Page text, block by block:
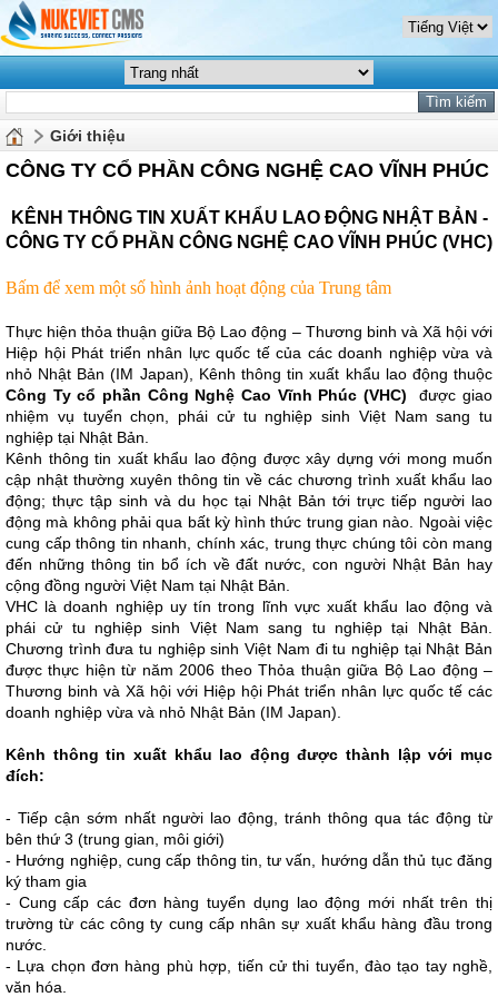
Giới thiệu
CÔNG TY CỔ PHẦN CÔNG NGHỆ CAO VĨNH PHÚC
KÊNH THÔNG TIN XUẤT KHẨU LAO ĐỘNG NHẬT BẢN -
CÔNG TY CỔ PHẦN CÔNG NGHỆ CAO VĨNH PHÚC (VHC)
Bấm để xem một số hình ảnh hoạt động của Trung tâm
Thực hiện thỏa thuận giữa Bộ Lao động – Thương binh và Xã hội với
Hiệp hội Phát triển nhân lực quốc tế của các doanh nghiệp vừa và
nhỏ Nhật Bản (IM Japan), Kênh thông tin xuất khẩu lao động thuộc
Công Ty cổ phần Công Nghệ Cao Vĩnh Phúc (VHC)
được giao
nhiệm vụ tuyển chọn, phái cử tu nghiệp sinh Việt Nam sang tu
nghiệp tại Nhật Bản.
Kênh thông tin xuất khẩu lao động được xây dựng với mong muốn
cập nhật thường xuyên thông tin về các chương trình xuất khẩu lao
động; thực tập sinh và du học tại Nhật Bản tới trực tiếp người lao
động mà không phải qua bất kỳ hình thức trung gian nào. Ngoài việc
cung cấp thông tin nhanh, chính xác, trung thực chúng tôi còn mang
đến những thông tin bổ ích về đất nước, con người Nhật Bản hay
cộng đồng người Việt Nam tại Nhật Bản.
VHC là doanh nghiệp uy tín trong lĩnh vực xuất khẩu lao động và
phái cử tu nghiệp sinh Việt Nam sang tu nghiệp tại Nhật Bản.
Chương trình đưa tu nghiệp sinh Việt Nam đi tu nghiệp tại Nhật Bản
được thực hiện từ năm 2006 theo Thỏa thuận giữa Bộ Lao động –
Thương binh và Xã hội với Hiệp hội Phát triển nhân lực quốc tế các
doanh nghiệp vừa và nhỏ Nhật Bản (IM Japan).
Kênh thông tin xuất khẩu lao động được thành lập với mục
đích:
- Tiếp cận sớm nhất người lao động, tránh thông qua tác động từ
bên thứ 3 (trung gian, môi giới)
- Hướng nghiệp, cung cấp thông tin, tư vấn, hướng dẫn thủ tục đăng
ký tham gia
- Cung cấp các đơn hàng tuyển dụng lao động mới nhất trên thị
trường từ các công ty cung cấp nhân sự xuất khẩu hàng đầu trong
nước.
- Lựa chọn đơn hàng phù hợp, tiến cử thi tuyển, đào tạo tay nghề,
văn hóa.